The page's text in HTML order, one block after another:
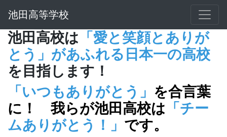
池田高等学校
池田高校は 「愛と笑顔とありが
とう」があふれる日本一の高校
を目指します！
「いつもありがとう」 を合言葉
に！ 我らが池田高校は 「チー
ムありがとう！」 です。